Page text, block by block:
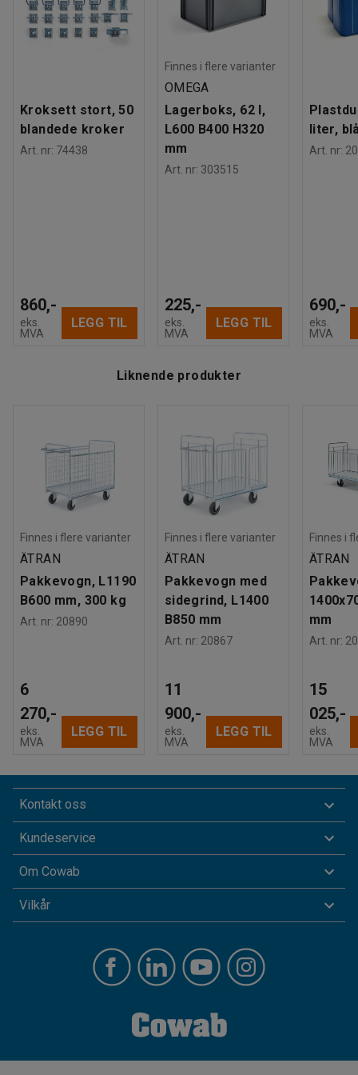
den ene kortsiden for å gjøre den enkel å styre, samt to
svingbare hjul og to faste hjul. De fire hjulene har god
Hjul: Uten brems
Hjultype:
2 faste hjul, 2 svingbare
Dekktype
Kroksett stort, 50
blandede kroker
Art. nr: 74438
860,-
eks.
MVA
LEGG TIL
Finnes i flere varianter
OMEGA
Lagerboks, 62 l,
L600 B400 H320
mm
Art. nr: 303515
225,-
eks.
MVA
LEGG TIL
liter,
Art. nr:
690,-
eks.
MVA
Liknende produkter
Finnes i flere varianter
ÄTRAN
Pakkevogn, L1190
B600 mm, 300 kg
Art. nr: 20890
6
270,-
eks.
MVA
LEGG TIL
Finnes i flere varianter
ÄTRAN
Pakkevogn med
sidegrind, L1400
B850 mm
Art. nr: 20867
11
900,-
eks.
MVA
LEGG TIL
Finnes i
ÄTRAN
mm
Art. nr:
15
025,-
eks.
MVA
Kontakt oss
Kundeservice
Om Cowab
Vilkår